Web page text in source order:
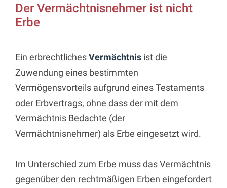
Der Vermächtnisnehmer ist nicht
Erbe
Ein erbrechtlichesVermächtnis ist die
Zuwendung eines bestimmten
Vermögensvorteils aufgrund eines Testaments
oder Erbvertrags, ohne dass der mit dem
Vermächtnis Bedachte (der
Vermächtnisnehmer) als Erbe eingesetzt wird.
Im Unterschied zum Erbe muss das Vermächtnis
gegenüber den rechtmäßigen Erben eingefordert